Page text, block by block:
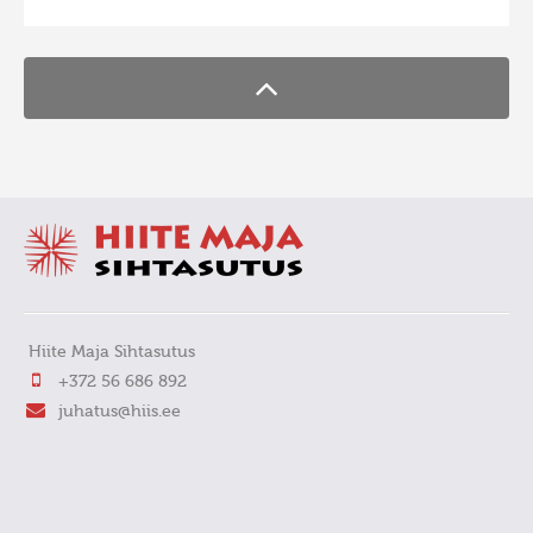
Hiite Maja Sihtasutus
+372 56 686 892
juhatus@hiis.ee